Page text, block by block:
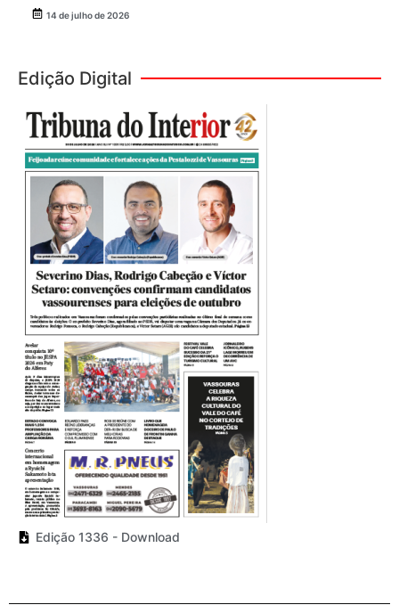
14 de julho de 2026
Edição Digital
Edição 1336 - Download